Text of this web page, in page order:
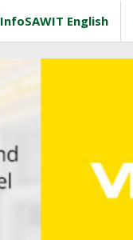
InfoSAWIT English